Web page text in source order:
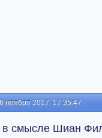
ноября 2017, 17:35:47
в смысле Шиан